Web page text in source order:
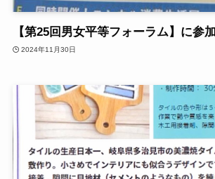
【第25回男女平等フォーラム】に参加
2024年11月30日